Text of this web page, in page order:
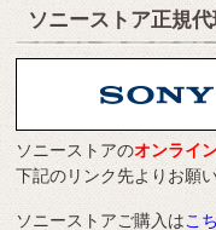
ソニーストア正規
ソニーストアのオンライ
下記のリンク先よりお願
ソニーストアご購入はこ